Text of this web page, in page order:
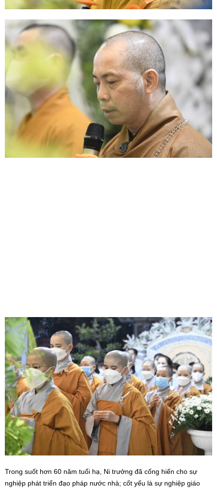
Trong suốt hơn 60 năm tuổi hạ, Ni trưởng đã cống hiến cho sự
nghiệp phát triển đạo pháp nước nhà; cốt yếu là sự nghiệp giáo